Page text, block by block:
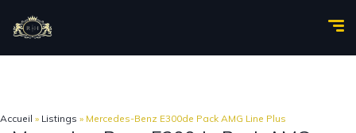
Accueil » Listings » Mercedes-Benz E300de Pack AMG Line Plus